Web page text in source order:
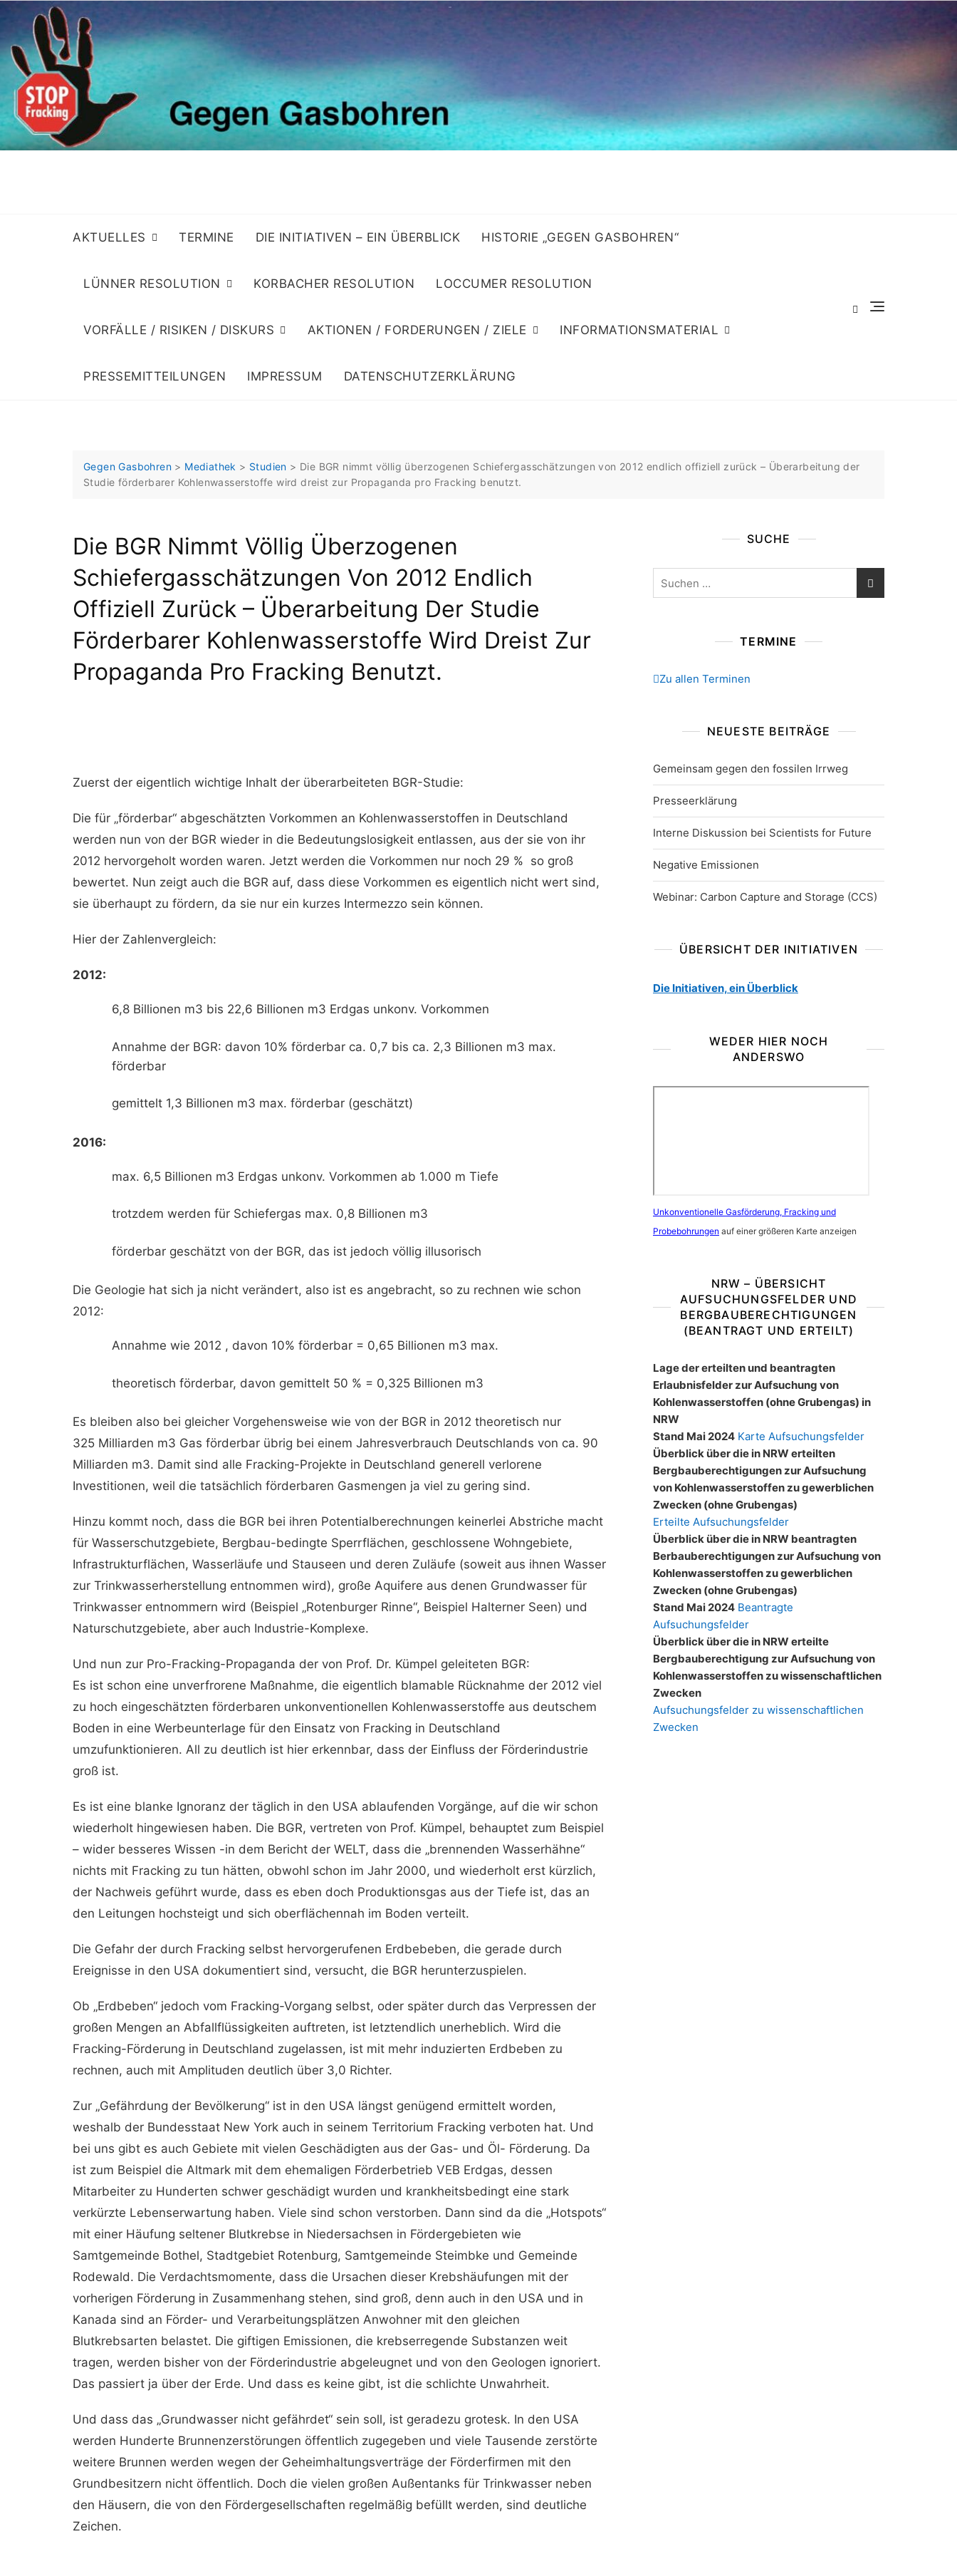
content
AKTUELLES TERMINE DIE INITIATIVEN – EIN ÜBERBLICK HISTORIE „GEGEN GASBOHREN“
LÜNNER RESOLUTION KORBACHER RESOLUTION LOCCUMER RESOLUTION
VORFÄLLE / RISIKEN / DISKURS AKTIONEN / FORDERUNGEN / ZIELE INFORMATIONSMATERIAL
PRESSEMITTEILUNGEN IMPRESSUM DATENSCHUTZERKLÄRUNG
Gegen Gasbohren > Mediathek > Studien > Die BGR nimmt völlig überzogenen Schiefergasschätzungen von 2012 endlich offiziell zurück – Überarbeitung der
Studie förderbarer Kohlenwasserstoffe wird dreist zur Propaganda pro Fracking benutzt.
Die BGR Nimmt Völlig Überzogenen
Schiefergasschätzungen Von 2012 Endlich
Offiziell Zurück – Überarbeitung Der Studie
Förderbarer Kohlenwasserstoffe Wird Dreist Zur
Propaganda Pro Fracking Benutzt.
Zuerst der eigentlich wichtige Inhalt der überarbeiteten BGR-Studie:
Die für „förderbar“ abgeschätzten Vorkommen an Kohlenwasserstoffen in Deutschland
werden nun von der BGR wieder in die Bedeutungslosigkeit entlassen, aus der sie von ihr
2012 hervorgeholt worden waren. Jetzt werden die Vorkommen nur noch 29 % so groß
bewertet. Nun zeigt auch die BGR auf, dass diese Vorkommen es eigentlich nicht wert sind,
sie überhaupt zu fördern, da sie nur ein kurzes Intermezzo sein können.
Hier der Zahlenvergleich:
2012:
6,8 Billionen m3 bis 22,6 Billionen m3 Erdgas unkonv. Vorkommen
Annahme der BGR: davon 10% förderbar ca. 0,7 bis ca. 2,3 Billionen m3 max.
förderbar
gemittelt 1,3 Billionen m3 max. förderbar (geschätzt)
2016:
max. 6,5 Billionen m3 Erdgas unkonv. Vorkommen ab 1.000 m Tiefe
trotzdem werden für Schiefergas max. 0,8 Billionen m3
förderbar geschätzt von der BGR, das ist jedoch völlig illusorisch
Die Geologie hat sich ja nicht verändert, also ist es angebracht, so zu rechnen wie schon
2012:
Annahme wie 2012 , davon 10% förderbar = 0,65 Billionen m3 max.
theoretisch förderbar, davon gemittelt 50 % = 0,325 Billionen m3
Es bleiben also bei gleicher Vorgehensweise wie von der BGR in 2012 theoretisch nur
325 Milliarden m3 Gas förderbar übrig bei einem Jahresverbrauch Deutschlands von ca. 90
Milliarden m3. Damit sind alle Fracking-Projekte in Deutschland generell verlorene
Investitionen, weil die tatsächlich förderbaren Gasmengen ja viel zu gering sind.
Hinzu kommt noch, dass die BGR bei ihren Potentialberechnungen keinerlei Abstriche macht
für Wasserschutzgebiete, Bergbau-bedingte Sperrflächen, geschlossene Wohngebiete,
Infrastrukturflächen, Wasserläufe und Stauseen und deren Zuläufe (soweit aus ihnen Wasser
zur Trinkwasserherstellung entnommen wird), große Aquifere aus denen Grundwasser für
Trinkwasser entnommern wird (Beispiel „Rotenburger Rinne“, Beispiel Halterner Seen) und
Naturschutzgebiete, aber auch Industrie-Komplexe.
Und nun zur Pro-Fracking-Propaganda der von Prof. Dr. Kümpel geleiteten BGR:
Es ist schon eine unverfrorene Maßnahme, die eigentlich blamable Rücknahme der 2012 viel
zu hoch eingeschätzten förderbaren unkonventionellen Kohlenwasserstoffe aus deutschem
Boden in eine Werbeunterlage für den Einsatz von Fracking in Deutschland
umzufunktionieren. All zu deutlich ist hier erkennbar, dass der Einfluss der Förderindustrie
groß ist.
Es ist eine blanke Ignoranz der täglich in den USA ablaufenden Vorgänge, auf die wir schon
wiederholt hingewiesen haben. Die BGR, vertreten von Prof. Kümpel, behauptet zum Beispiel
– wider besseres Wissen -in dem Bericht der WELT, dass die „brennenden Wasserhähne“
nichts mit Fracking zu tun hätten, obwohl schon im Jahr 2000, und wiederholt erst kürzlich,
der Nachweis geführt wurde, dass es eben doch Produktionsgas aus der Tiefe ist, das an
den Leitungen hochsteigt und sich oberflächennah im Boden verteilt.
Die Gefahr der durch Fracking selbst hervorgerufenen Erdbebeben, die gerade durch
Ereignisse in den USA dokumentiert sind, versucht, die BGR herunterzuspielen.
Ob „Erdbeben“ jedoch vom Fracking-Vorgang selbst, oder später durch das Verpressen der
großen Mengen an Abfallflüssigkeiten auftreten, ist letztendlich unerheblich. Wird die
Fracking-Förderung in Deutschland zugelassen, ist mit mehr induzierten Erdbeben zu
rechnen, auch mit Amplituden deutlich über 3,0 Richter.
Zur „Gefährdung der Bevölkerung“ ist in den USA längst genügend ermittelt worden,
weshalb der Bundesstaat New York auch in seinem Territorium Fracking verboten hat. Und
bei uns gibt es auch Gebiete mit vielen Geschädigten aus der Gas- und Öl- Förderung. Da
ist zum Beispiel die Altmark mit dem ehemaligen Förderbetrieb VEB Erdgas, dessen
Mitarbeiter zu Hunderten schwer geschädigt wurden und krankheitsbedingt eine stark
verkürzte Lebenserwartung haben. Viele sind schon verstorben. Dann sind da die „Hotspots“
mit einer Häufung seltener Blutkrebse in Niedersachsen in Fördergebieten wie
Samtgemeinde Bothel, Stadtgebiet Rotenburg, Samtgemeinde Steimbke und Gemeinde
Rodewald. Die Verdachtsmomente, dass die Ursachen dieser Krebshäufungen mit der
vorherigen Förderung in Zusammenhang stehen, sind groß, denn auch in den USA und in
Kanada sind an Förder- und Verarbeitungsplätzen Anwohner mit den gleichen
Blutkrebsarten belastet. Die giftigen Emissionen, die krebserregende Substanzen weit
tragen, werden bisher von der Förderindustrie abgeleugnet und von den Geologen ignoriert.
Das passiert ja über der Erde. Und dass es keine gibt, ist die schlichte Unwahrheit.
Und dass das „Grundwasser nicht gefährdet“ sein soll, ist geradezu grotesk. In den USA
werden Hunderte Brunnenzerstörungen öffentlich zugegeben und viele Tausende zerstörte
weitere Brunnen werden wegen der Geheimhaltungsverträge der Förderfirmen mit den
Grundbesitzern nicht öffentlich. Doch die vielen großen Außentanks für Trinkwasser neben
den Häusern, die von den Fördergesellschaften regelmäßig befüllt werden, sind deutliche
Zeichen.
SUCHE
TERMINE
Zu allen Terminen
NEUESTE BEITRÄGE
Gemeinsam gegen den fossilen Irrweg
Presseerklärung
Interne Diskussion bei Scientists for Future
Negative Emissionen
Webinar: Carbon Capture and Storage (CCS)
ÜBERSICHT DER INITIATIVEN
Die Initiativen, ein Überblick
WEDER HIER NOCH
ANDERSWO
Unkonventionelle Gasförderung, Fracking und
Probebohrungen auf einer größeren Karte anzeigen
NRW – ÜBERSICHT
AUFSUCHUNGSFELDER UND
BERGBAUBERECHTIGUNGEN
(BEANTRAGT UND ERTEILT)
Lage der erteilten und beantragten
Erlaubnisfelder zur Aufsuchung von
Kohlenwasserstoffen (ohne Grubengas) in
NRW
Stand Mai 2024 Karte Aufsuchungsfelder
Überblick über die in NRW erteilten
Bergbauberechtigungen zur Aufsuchung
von Kohlenwasserstoffen zu gewerblichen
Zwecken (ohne Grubengas)
Erteilte Aufsuchungsfelder
Überblick über die in NRW beantragten
Berbauberechtigungen zur Aufsuchung von
Kohlenwasserstoffen zu gewerblichen
Zwecken (ohne Grubengas)
Stand Mai 2024 Beantragte
Aufsuchungsfelder
Überblick über die in NRW erteilte
Bergbauberechtigung zur Aufsuchung von
Kohlenwasserstoffen zu wissenschaftlichen
Zwecken
Aufsuchungsfelder zu wissenschaftlichen
Zwecken